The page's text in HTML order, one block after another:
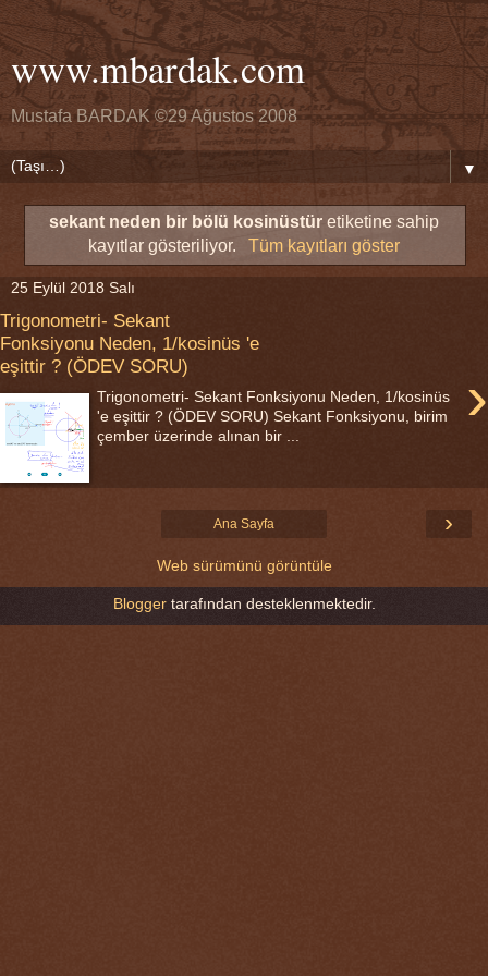
www.mbardak.com
Mustafa BARDAK ©29 Ağustos 2008
▼
sekant neden bir bölü kosinüstür etiketine sahip
kayıtlar gösteriliyor.
Tüm kayıtları göster
25 Eylül 2018 Salı
Trigonometri- Sekant
Fonksiyonu Neden, 1/kosinüs 'e
eşittir ? (ÖDEV SORU)
›
Trigonometri- Sekant Fonksiyonu Neden, 1/kosinüs
'e eşittir ? (ÖDEV SORU) Sekant Fonksiyonu, birim
çember üzerinde alınan bir ...
›
Ana Sayfa
Web sürümünü görüntüle
Bloggertarafından desteklenmektedir.